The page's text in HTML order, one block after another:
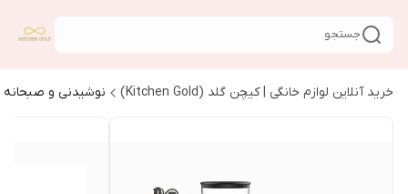
جستجو
خرید آنلاین لوازم خانگی | کیچن گلد (Kitchen Gold) نوشیدنی و صبحانه